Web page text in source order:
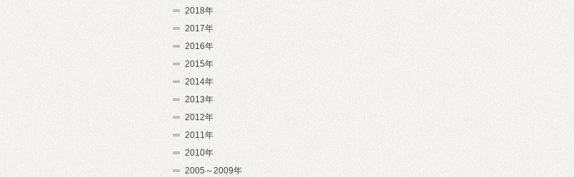
2018年
2017年
2016年
2015年
2014年
2013年
2012年
2011年
2010年
2005～2009年